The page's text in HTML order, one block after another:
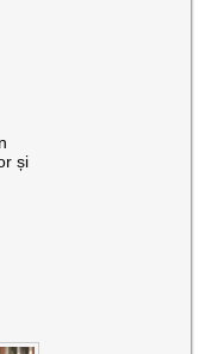
și